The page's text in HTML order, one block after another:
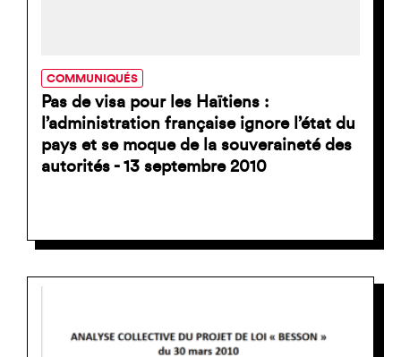
COMMUNIQUÉS
Pas de visa pour les Haïtiens :
l’administration française ignore l’état du
pays et se moque de la souveraineté des
autorités - 13 septembre 2010